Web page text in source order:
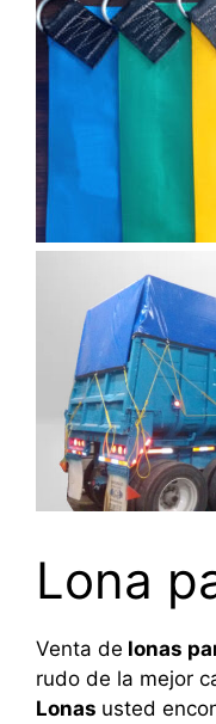
Lona
Venta de lonas
rudo de la mejor
Lonas usted